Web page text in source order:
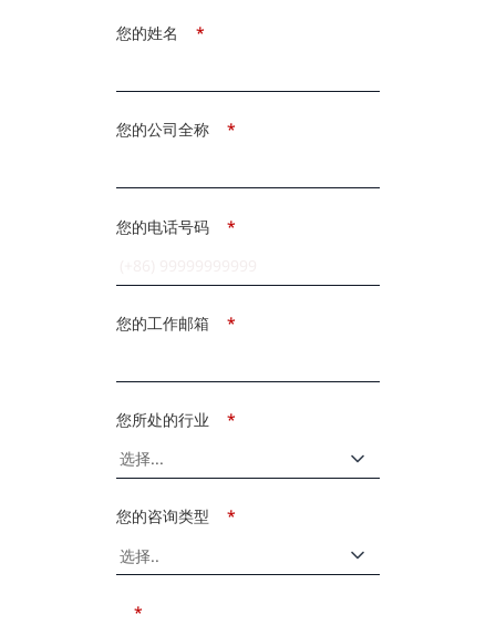
*
您的姓名
*
您的公司全称
*
您的电话号码
*
您的工作邮箱
*
您所处的行业
*
您的咨询类型
*